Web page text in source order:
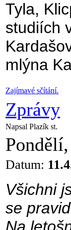
Tyla,
studiích
mlýna
Zajímavé sčítání.
Zprávy
Napsal Plazík st.
Datum:
Všichni
se
Na